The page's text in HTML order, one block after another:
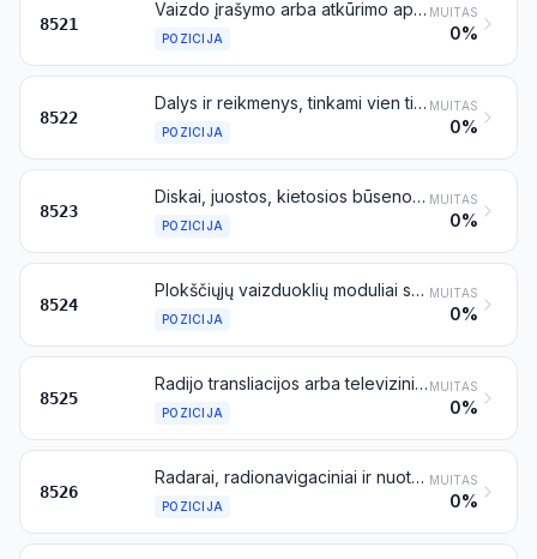
8521
Vaizdo įrašymo arba atkūrimo aparatai, su imtuviniais vaizdo derintuvais (tiuneriais) arba be jų
POZICIJA
MUITAS
0%
8522
Dalys ir reikmenys, tinkami vien tik arba daugiausia aparatams, priskiriamiems 8519 arba 8521 pozicijai
POZICIJA
MUITAS
0%
8523
Diskai, juostos, kietosios būsenos išliekamosios atmintinės, lustinės kortelės ir kitos laikmenos, skirtos garsui ar kitiems reiškiniams įrašyti, įrašytos arba neįrašytos, įskaitant diskų gamyboje naudojamas matricas ir ruošinius, bet išskyrus gaminius, priskiriamus 37 skirsniui
POZICIJA
MUITAS
0%
8524
Plokščiųjų vaizduoklių moduliai su jutikliniais ekranais arba be jų
POZICIJA
MUITAS
0%
8525
Radijo transliacijos arba televizinio signalo perdavimo aparatūra, su priėmimo arba garso įrašymo ar atkūrimo aparatūra arba be jos; televizijos kameros, skaitmeniniai fotoaparatai ir vaizdo kameros su vaizdo įrašymo įrenginiu
POZICIJA
MUITAS
0%
8526
Radarai, radionavigaciniai ir nuotolinio valdymo radijo bangomis aparatai
POZICIJA
MUITAS
0%